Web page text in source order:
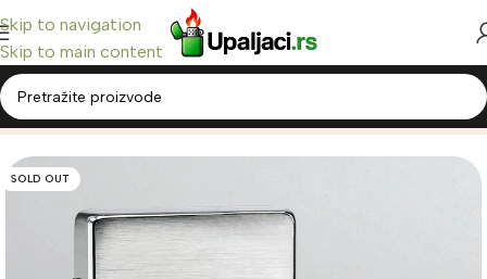
Skip to navigation
Skip to main content
Home/ Zippo Upaljači
SOLD OUT